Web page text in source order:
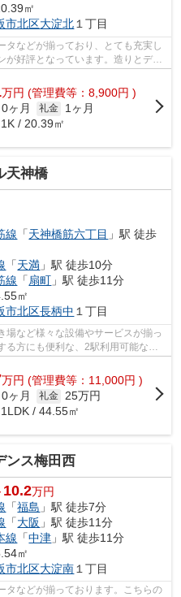
㎡
市北区大淀北 １丁目
タなどが揃っており、とても充実し
が好評となっています。造りとデザ
万円 (管理費等：8,900円 )
0ヶ月 礼金
1ヶ月
/ 20.39㎡
天神橋
線 「天神橋筋六丁目 」駅 徒歩
「天満 」駅 徒歩10分
線 「 扇町 」駅 徒歩11分
㎡
市北区長柄中 １丁目
場など様々な設備やサービスが揃っ
方にも便利な、2駅利用可能なマ
...
万円 (管理費等：11,000円 )
0ヶ月 礼金 25万円
/ 44.55㎡
ンス梅田西
10.2万円
「福島 」駅 徒歩7分
「大阪 」駅 徒歩11分
線 「中津 」駅 徒歩11分
㎡
市北区大淀南 １丁目
タなどが揃っております。こちらの